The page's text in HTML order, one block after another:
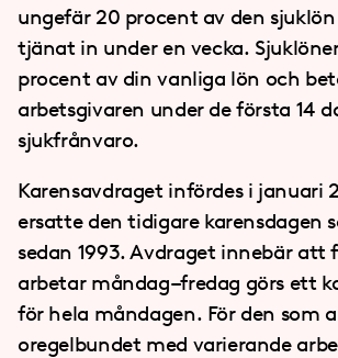
ungefär 20 procent av den
tjänat in under en vecka.
procent av din vanliga lön och
arbetsgivaren under de första 14
sjukfrånvaro.
Karensavdraget infördes i januari
ersatte den tidigare karensdagen
sedan 1993. Avdraget innebär att
arbetar måndag–fredag görs ett
för hela måndagen. För den som
oregelbundet med varierande